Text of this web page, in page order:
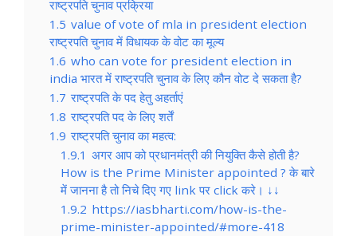
राष्ट्रपति चुनाव प्रक्रिया
1.5 value of vote of mla in president election
राष्ट्रपति चुनाव में विधायक के वोट का मूल्य
1.6 who can vote for president election in
india भारत में राष्ट्रपति चुनाव के लिए कौन वोट दे सकता है?
1.7 राष्ट्रपति के पद हेतु अहर्ताएं
1.8 राष्ट्रपति पद के लिए शर्तें
1.9 राष्ट्रपति चुनाव का महत्व:
1.9.1 अगर आप को प्रधानमंत्री की नियुक्ति कैसे होती है?
How is the Prime Minister appointed ? के बारे
में जानना है तो निचे दिए गए link पर click करे। ↓↓
1.9.2 https://iasbharti.com/how-is-the-
prime-minister-appointed/#more-418